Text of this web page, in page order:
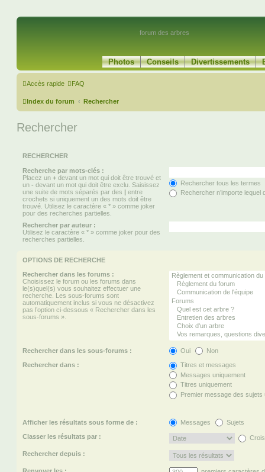
forum des arbres
Photos Conseils Divertissements
Accès rapide FAQ
Index du forum Rechercher
Rechercher
RECHERCHER
Recherche par mots-clés :
Placez un + devant un mot qui doit être trouvé et
un - devant un mot qui doit être exclu. Saisissez
une suite de mots séparés par des | entre
crochets si uniquement un des mots doit être
trouvé. Utilisez le caractère « * » comme joker
pour des recherches partielles.
Rechercher tous les termes
Rechercher n’importe lequel
Rechercher par auteur :
Utilisez le caractère « * » comme joker pour des
recherches partielles.
OPTIONS DE RECHERCHE
Rechercher dans les forums :
Choisissez le forum ou les forums dans
le(s)quel(s) vous souhaitez effectuer une
recherche. Les sous-forums sont
automatiquement inclus si vous ne désactivez
pas l’option ci-dessous « Rechercher dans les
sous-forums ».
Rechercher dans les sous-forums : Oui Non
Rechercher dans :
Titres et messages
Messages uniquement
Titres uniquement
Premier message des sujets
Afficher les résultats sous forme de : Messages Sujets
Classer les résultats par :
Rechercher depuis :